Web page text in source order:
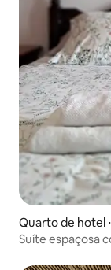
Quarto de hotel
Suíte espaçosa